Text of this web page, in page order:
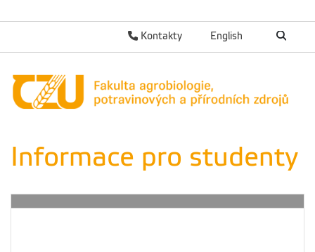
English
Kontakty
Informace pro studenty